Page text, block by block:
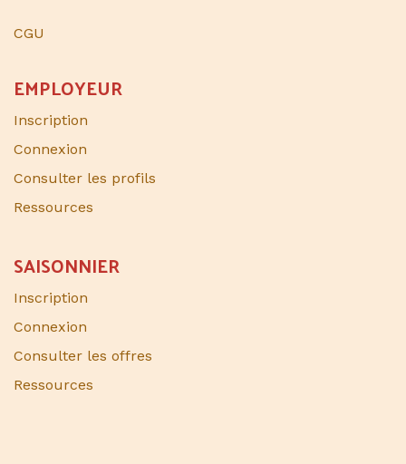
CGU
EMPLOYEUR
Inscription
Connexion
Consulter les profils
Ressources
SAISONNIER​
Inscription
Connexion
Consulter les offres
Ressources